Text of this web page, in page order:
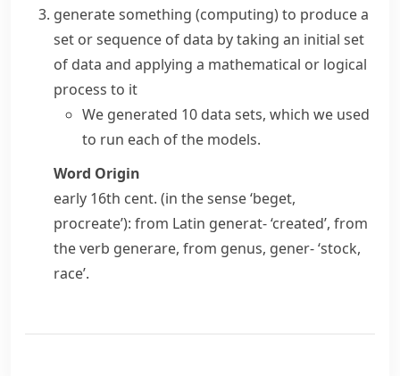
generate something (computing)to produce a
set or sequence of data by taking an initial set
of data and applying a mathematical or logical
process to it
We generated 10 data sets, which we used
to run each of the models.
Word Origin
early 16th cent. (in the sense ‘beget,
procreate’): from Latin generat-‘created’, from
the verb generare, from genus, gener-‘stock,
race’.